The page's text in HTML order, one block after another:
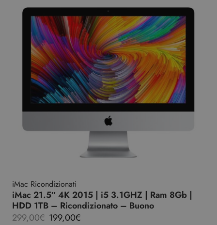
iMac Ricondizionati
iMac 21.5″ 4K 2015 | i5 3.1GHZ | Ram 8Gb |
HDD 1TB – Ricondizionato – Buono
299,00€ 199,00€